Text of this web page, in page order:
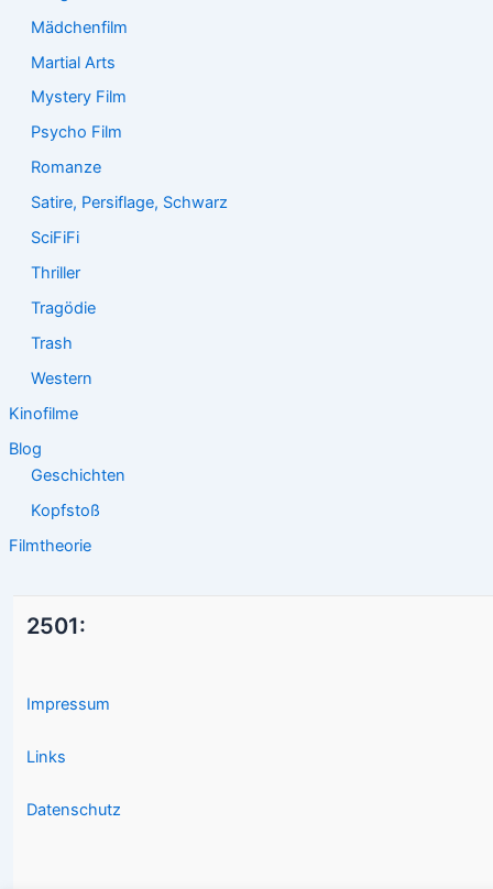
Mädchenfilm
Martial Arts
Mystery Film
Psycho Film
Romanze
Satire, Persiflage, Schwarz
SciFiFi
Thriller
Tragödie
Trash
Western
Kinofilme
Blog
Geschichten
Kopfstoß
Filmtheorie
2501:
Impressum
Links
Datenschutz